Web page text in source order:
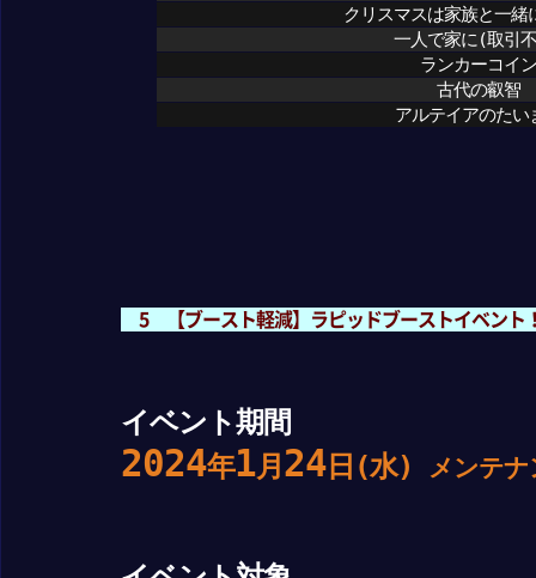
クリスマスは家族と一
一人で家に(取引
ランカーコイン
古代の叡智
アルテイアのたい
5 【ブースト軽減】ラピッドブーストイベント
イベント期間
2024年1月 24 日(水) メンテナ